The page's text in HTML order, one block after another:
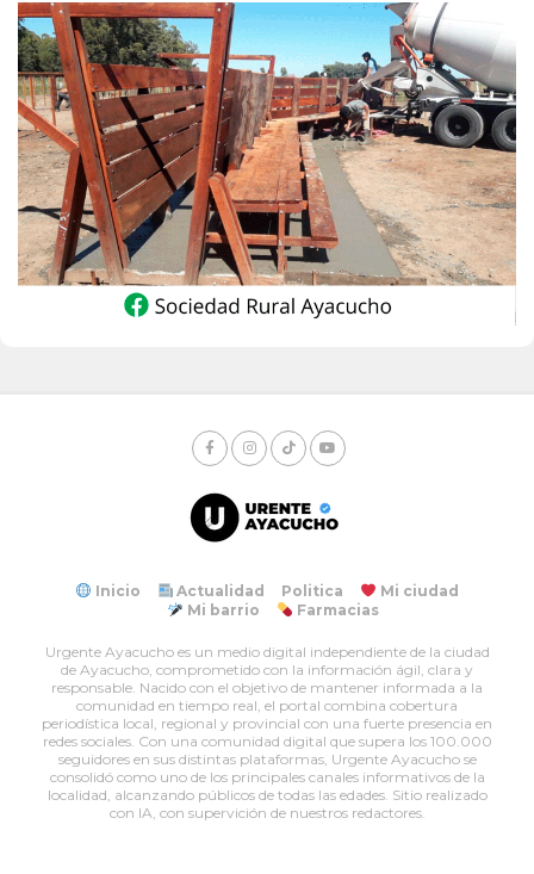
Inicio Actualidad Politica
Mi ciudad
Mi barrio
Farmacias
Urgente Ayacucho es un medio digital independiente de la ciudad
de Ayacucho, comprometido con la información ágil, clara y
responsable. Nacido con el objetivo de mantener informada a la
comunidad en tiempo real, el portal combina cobertura
periodística local, regional y provincial con una fuerte presencia en
redes sociales. Con una comunidad digital que supera los 100.000
seguidores en sus distintas plataformas, Urgente Ayacucho se
consolidó como uno de los principales canales informativos de la
localidad, alcanzando públicos de todas las edades. Sitio realizado
con IA, con supervición de nuestros redactores.